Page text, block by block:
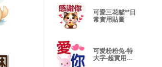
可愛三花貓**日
常實用貼圖
可愛粉粉兔-特
大字-超實用日